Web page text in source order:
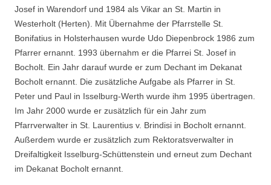
Josef in Warendorf und 1984 als Vikar an St. Martin in
Westerholt (Herten). Mit Übernahme der Pfarrstelle St.
Bonifatius in Holsterhausen wurde Udo Diepenbrock 1986 zum
Pfarrer ernannt. 1993 übernahm er die Pfarrei St. Josef in
Bocholt. Ein Jahr darauf wurde er zum Dechant im Dekanat
Bocholt ernannt. Die zusätzliche Aufgabe als Pfarrer in St.
Peter und Paul in Isselburg-Werth wurde ihm 1995 übertragen.
Im Jahr 2000 wurde er zusätzlich für ein Jahr zum
Pfarrverwalter in St. Laurentius v. Brindisi in Bocholt ernannt.
Außerdem wurde er zusätzlich zum Rektoratsverwalter in
Dreifaltigkeit Isselburg-Schüttenstein und erneut zum Dechant
im Dekanat Bocholt ernannt.